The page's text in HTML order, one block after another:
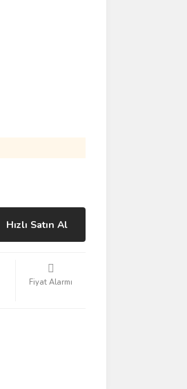
Hızlı Satın Al
Fiyat Alarmı